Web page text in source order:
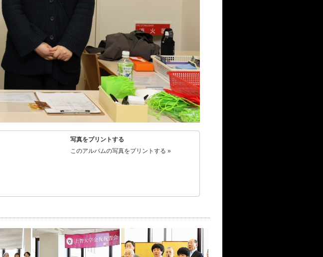
写真をプリントする
このアルバムの写真をプリントする »